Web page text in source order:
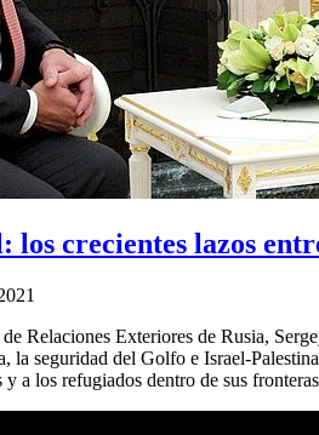
los crecientes lazos
Relaciones Exteriores de Rusia,
la seguridad del Golfo e Israel-
a los refugiados dentro de sus